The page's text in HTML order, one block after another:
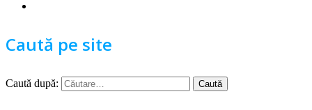
Caută pe site
Caută după: